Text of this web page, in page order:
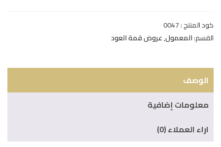
كود المنتج :0047
القسم:المعمول,عروض قمة العود
الوصف
معلومات إضافية
اراء العملاء (0)